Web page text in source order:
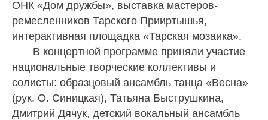
ОНК «Дом дружбы», выставка мастеров-
ремесленников Тарского Прииртышья,
интерактивная площадка «Тарская мозаика».
В концертной программе приняли участие
национальные творческие коллективы и
солисты: образцовый ансамбль танца «Весна»
(рук. О. Синицкая), Татьяна Быструшкина,
Дмитрий Дячук, детский вокальный ансамбль